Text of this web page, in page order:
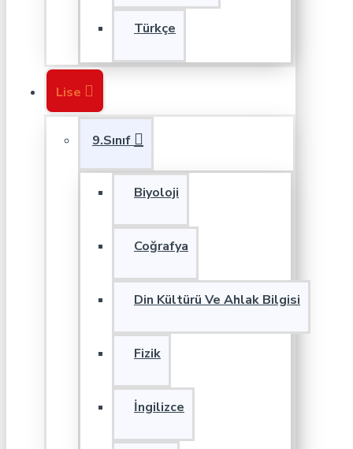
Türkçe
Lise
9.Sınıf
Biyoloji
Coğrafya
Din Kültürü Ve Ahlak Bilgisi
Fizik
İngilizce